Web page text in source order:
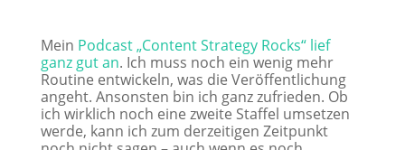
Mein Podcast „Content Strategy Rocks“ lief
ganz gut an. Ich muss noch ein wenig mehr
Routine entwickeln, was die Veröffentlichung
angeht. Ansonsten bin ich ganz zufrieden. Ob
ich wirklich noch eine zweite Staffel umsetzen
werde, kann ich zum derzeitigen Zeitpunkt